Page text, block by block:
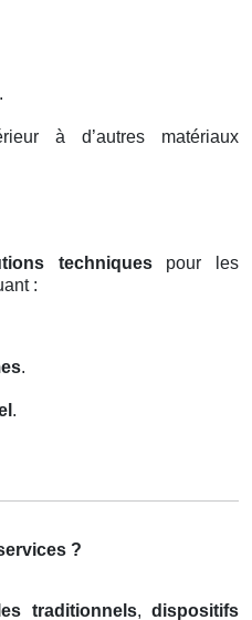
à d’autres matériaux
techniquespour les
:
.
.
?
traditionnels, dispositifs